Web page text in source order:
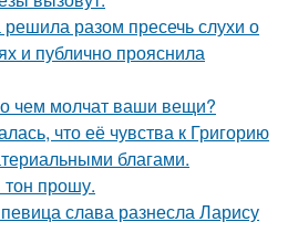
разом пресечь слухи о
и публично прояснила
о чем молчат ваши вещи?
что её чувства к Григорию
благами.
прошу.
слава разнесла Ларису